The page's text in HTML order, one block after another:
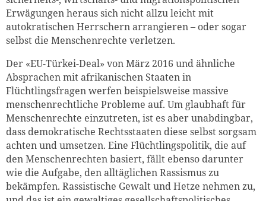
Erwägungen heraus sich nicht allzu leicht mit
autokratischen Herrschern arrangieren – oder sogar
selbst die Menschenrechte verletzen.
Der «EU-Türkei-Deal» von März 2016 und ähnliche
Absprachen mit afrikanischen Staaten in
Flüchtlingsfragen werfen beispielsweise massive
menschenrechtliche Probleme auf. Um glaubhaft für
Menschenrechte einzutreten, ist es aber unabdingbar,
dass demokratische Rechtsstaaten diese selbst sorgsam
achten und umsetzen. Eine Flüchtlingspolitik, die auf
den Menschenrechten basiert, fällt ebenso darunter
wie die Aufgabe, den alltäglichen Rassismus zu
bekämpfen. Rassistische Gewalt und Hetze nehmen zu,